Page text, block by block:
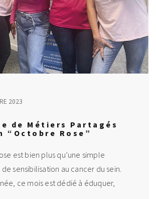
2023
de Métiers Partagés
“Octobre Rose”
est bien plus qu’une simple
sensibilisation au cancer du sein.
ce mois est dédié à éduquer,